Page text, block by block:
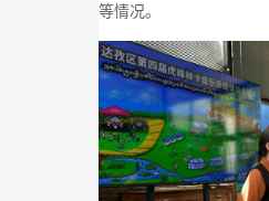
等情况。